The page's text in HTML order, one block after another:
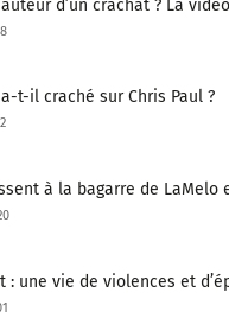
auteur d’un crachat ? La
t-il craché sur Chris Paul ?
à la bagarre de LaMelo
: une vie de violences et